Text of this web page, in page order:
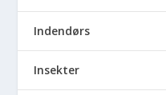
Indendørs
Insekter